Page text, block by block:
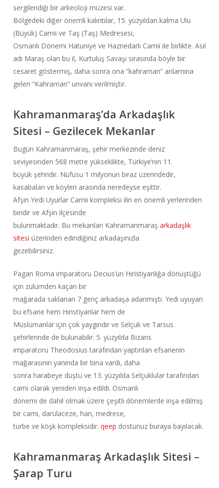
sergilendiği bir arkeoloji müzesi var.
Bölgedeki diğer önemli kalıntılar, 15. yüzyıldan kalma Ulu
(Büyük) Camii ve Taş (Taş) Medresesi,
Osmanlı Dönemi Hatuniye ve Haznedarlı Camii ile birlikte. Asıl
adı Maraş olan bu il, Kurtuluş Savaşı sırasında böyle bir
cesaret göstermiş, daha sonra ona “kahraman” anlamına
gelen “Kahraman” unvanı verilmiştir.
Kahramanmaraş’da Arkadaşlık
Sitesi – Gezilecek Mekanlar
Bugün Kahramanmaraş, şehir merkezinde deniz
seviyesinden 568 metre yükseklikte, Türkiye’nin 11.
büyük şehridir. Nüfusu 1 milyonun biraz üzerindedir,
kasabaları ve köyleri arasında neredeyse eşittir.
Afşin Yedi Uyurlar Camii kompleksi ilin en önemli yerlerinden
biridir ve Afşin ilçesinde
bulunmaktadır. Bu mekanları Kahramanmaraş arkadaşlık
sitesi üzerinden edindiğiniz arkadaşınızla
gezebilirsiniz.
Pagan Roma imparatoru Decius’un Hıristiyanlığa dönüştüğü
için zulümden kaçan bir
mağarada saklanan 7 genç arkadaşa adanmıştı. Yedi uyuyan
bu efsane hem Hıristiyanlar hem de
Müslümanlar için çok yaygındır ve Selçuk ve Tarsus
şehirlerinde de bulunabilir. 5. yüzyılda Bizans
imparatoru Theodosius tarafından yaptırılan efsanenin
mağarasının yanında bir bina vardı, daha
sonra harabeye düştü ve 13. yüzyılda Selçuklular tarafından
cami olarak yeniden inşa edildi. Osmanlı
dönemi de dahil olmak üzere çeşitli dönemlerde inşa edilmiş
bir cami, darülaceze, han, medrese,
türbe ve köşk kompleksidir. qeep dostunuz buraya bayılacak.
Kahramanmaraş Arkadaşlık Sitesi –
Şarap Turu